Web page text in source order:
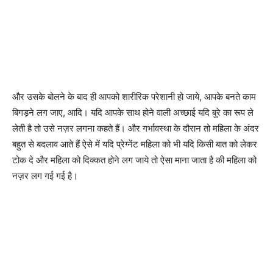
और उसके बोलने के बाद ही आपको शारीरिक परेशानी हो जाये, आपके बनते काम
बिगड़ने लग जाए, आदि। यदि आपके साथ होने वाली अच्छाई यदि बुरे का रूप ले
लेती है तो उसे नज़र लगना कहते हैं। और गर्भावस्था के दौरान तो महिला के अंदर
बहुत से बदलाव आते हैं ऐसे में यदि प्रेग्नेंट महिला को भी यदि किसी बात को लेकर
टोक दे और महिला को दिक्कत होने लग जाये तो ऐसा माना जाता है की महिला को
नज़र लग गई गई है।